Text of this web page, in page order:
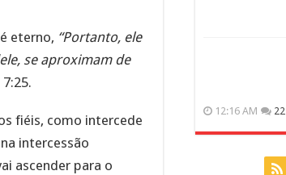
eterno, “Portanto, ele
se aproximam de
fiéis, como intercede
intercessão
ascender para o
12:16 AM 22